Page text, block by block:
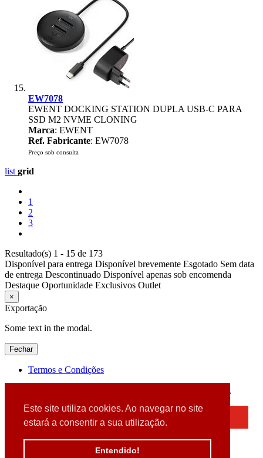
Este site utiliza cookies. Ao navegar no site
estará a consentir a sua utilização.
Entendido!
EW7078
EWENT DOCKING STATION DUPLA USB-C PARA
SSD M2 NVME CLONING
Marca: EWENT
Ref. Fabricante: EW7078
Preço sob consulta
list grid
1
2
3
Resultado(s) 1 - 15 de 173
Disponível para entrega Disponível brevemente Esgotado Sem data
de entrega Descontinuado Disponível apenas sob encomenda
Destaque Oportunidade Exclusivos Outlet
×
Exportação
Some text in the modal.
Fechar
Termos e Condições
Detectamos que está a usar um browser desatualizado
Por favor, atualize o seu browser
para garantir uma melhor experiência.